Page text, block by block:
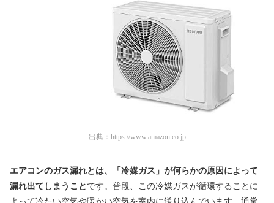
出典： https://www.amazon.co.jp
エアコンのガス漏れとは、「冷媒ガス」が何らかの原因によって
漏れ出てしまうこと です。普段、この冷媒ガスが循環することに